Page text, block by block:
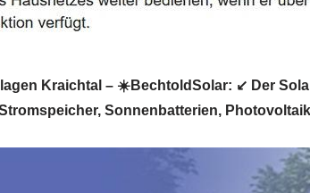
Kraichtal – ☀️BechtoldSolar: ↙️ Der
Sonnenbatterien,